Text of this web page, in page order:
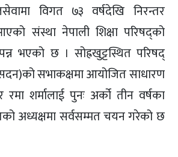
विगत ७३ वर्षदेखि निरन्तर
संस्था नेपाली शिक्षा परिषद्को
भएको छ । सोह्रखुट्टस्थित परिषद्
सभाकक्षमा आयोजित साधारण
शर्मालाई पुनः अर्को तीन वर्षका
अध्यक्षमा सर्वसम्मत चयन गरेको छ